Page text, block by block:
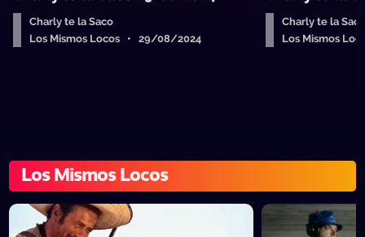
Charly te la Saco
Los Mismos Locos • 29/08/2024
Charly te la
Los Mismos
Los Mismos Locos